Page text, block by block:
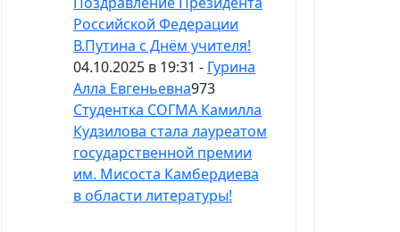
Российской Федерации
В.Путина с Днём учителя!
04.10.2025 в 19:31 - Гурина
Алла Евгеньевна973
Студентка СОГМА Камилла
Кудзилова стала лауреатом
государственной премии
им. Мисоста Камбердиева
в области литературы!